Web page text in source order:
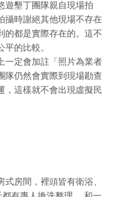
遊墾丁團隊親自現場拍
攝時謝絕其他現場不存在
的都是實際存在的。這不
的比較。
一定會加註「照片為業者
隊仍然會實際到現場勘查
，這樣就不會出現虛擬民
房間，裡頭皆有衛浴、